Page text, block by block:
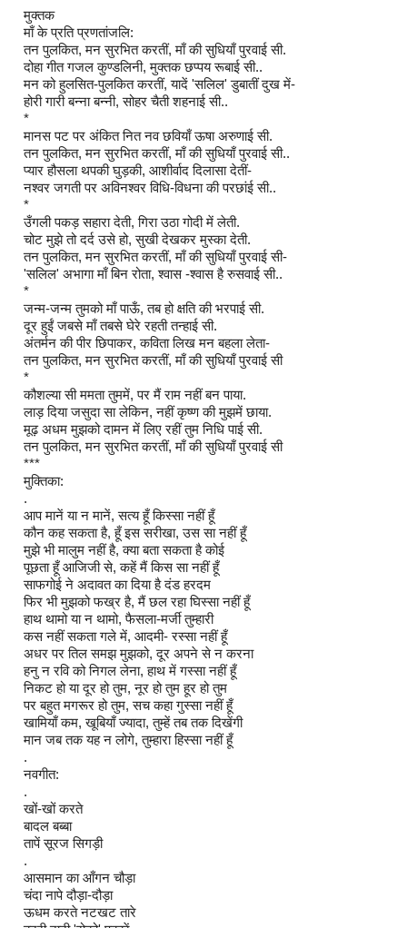
मुक्तक
माँ के प्रति प्रणतांजलि:
तन पुलकित, मन सुरभित करतीं, माँ की सुधियाँ पुरवाई सी.
दोहा गीत गजल कुण्डलिनी, मुक्तक छप्पय रूबाई सी..
मन को हुलसित-पुलकित करतीं, यादें 'सलिल' डुबातीं दुख में-
होरी गारी बन्ना बन्नी, सोहर चैती शहनाई सी..
*
मानस पट पर अंकित नित नव छवियाँ ऊषा अरुणाई सी.
तन पुलकित, मन सुरभित करतीं, माँ की सुधियाँ पुरवाई सी..
प्यार हौसला थपकी घुड़की, आशीर्वाद दिलासा देतीं-
नश्वर जगती पर अविनश्वर विधि-विधना की परछांई सी..
*
उँगली पकड़ सहारा देती, गिरा उठा गोदी में लेती.
चोट मुझे तो दर्द उसे हो, सुखी देखकर मुस्का देती.
तन पुलकित, मन सुरभित करतीं, माँ की सुधियाँ पुरवाई सी-
'सलिल' अभागा माँ बिन रोता, श्वास -श्वास है रुसवाई सी..
*
जन्म-जन्म तुमको माँ पाऊँ, तब हो क्षति की भरपाई सी.
दूर हुईं जबसे माँ तबसे घेरे रहती तन्हाई सी.
अंतर्मन की पीर छिपाकर, कविता लिख मन बहला लेता-
तन पुलकित, मन सुरभित करतीं, माँ की सुधियाँ पुरवाई सी
*
कौशल्या सी ममता तुममें, पर मैं राम नहीं बन पाया.
लाड़ दिया जसुदा सा लेकिन, नहीं कृष्ण की मुझमें छाया.
मूढ़ अधम मुझको दामन में लिए रहीं तुम निधि पाई सी.
तन पुलकित, मन सुरभित करतीं, माँ की सुधियाँ पुरवाई सी
***
मुक्तिका:
.
आप मानें या न मानें, सत्य हूँ किस्सा नहीं हूँ
कौन कह सकता है, हूँ इस सरीखा, उस सा नहीं हूँ
मुझे भी मालुम नहीं है, क्या बता सकता है कोई
पूछता हूँ आजिजी से, कहें मैं किस सा नहीं हूँ
साफगोई ने अदावत का दिया है दंड हरदम
फिर भी मुझको फख्र है, मैं छल रहा घिस्सा नहीं हूँ
हाथ थामो या न थामो, फैसला-मर्जी तुम्हारी
कस नहीं सकता गले में, आदमी- रस्सा नहीं हूँ
अधर पर तिल समझ मुझको, दूर अपने से न करना
हनु न रवि को निगल लेना, हाथ में गस्सा नहीं हूँ
निकट हो या दूर हो तुम, नूर हो तुम हूर हो तुम
पर बहुत मगरूर हो तुम, सच कहा गुस्सा नहीं हूँ
खामियाँ कम, खूबियाँ ज्यादा, तुम्हें तब तक दिखेंगी
मान जब तक यह न लोगे, तुम्हारा हिस्सा नहीं हूँ
.
नवगीत:
.
खों-खों करते
बादल बब्बा
तापें सूरज सिगड़ी
.
आसमान का आँगन चौड़ा
चंदा नापे दौड़ा-दौड़ा
ऊधम करते नटखट तारे